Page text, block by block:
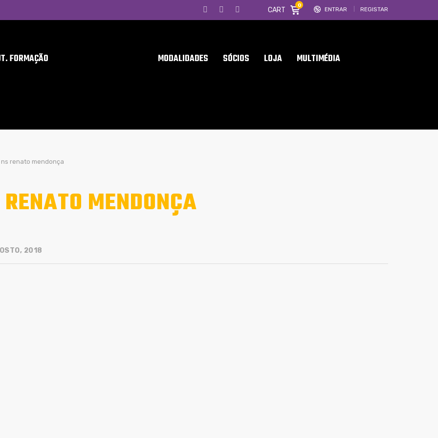
ENTRAR REGISTAR
CART
0
FORMAÇÃO MODALIDADES SÓCIOS LOJA MULTIMÉDIA
ns renato mendonça
MENDONÇA
2018